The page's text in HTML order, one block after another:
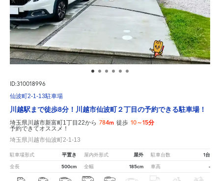
ID:310018996
仙波町2-1-13駐車場
川越駅まで徒歩8分！川越市仙波町２丁目の予約できる駐車場！
埼玉県川越市新富町1丁目22から 784m 徒歩 10～15分
予約できてオススメ！
埼玉県川越市仙波町2-1-13
駐車場形式 平置き 屋内外形式 屋外 駐車台数 1台
全長 500cm 全幅 185cm 車高 -